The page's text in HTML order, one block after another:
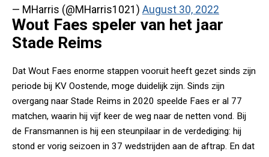
— MHarris (@MHarris1021) August 30, 2022
Wout Faes speler van het jaar
Stade Reims
Dat Wout Faes enorme stappen vooruit heeft gezet sinds zijn
periode bij KV Oostende, moge duidelijk zijn. Sinds zijn
overgang naar Stade Reims in 2020 speelde Faes er al 77
matchen, waarin hij vijf keer de weg naar de netten vond. Bij
de Fransmannen is hij een steunpilaar in de verdediging: hij
stond er vorig seizoen in 37 wedstrijden aan de aftrap. En dat